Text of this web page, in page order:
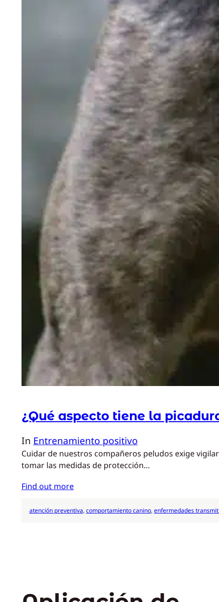
¿Qué aspecto tiene la
In Entrenamiento positivo
Cuidar de nuestros compañeros peludos exige
tomar las medidas de protección…
Find out more
atención preventiva, comportamiento canino, enfermedades